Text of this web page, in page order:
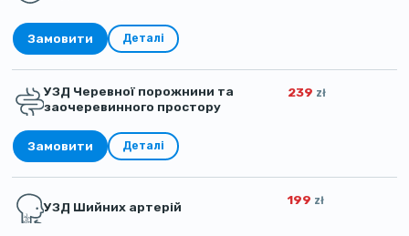
Замовити Деталі
УЗД Черевної порожнини та
заочеревинного простору
239 zł
Замовити Деталі
УЗД Шийних артерій 199 zł